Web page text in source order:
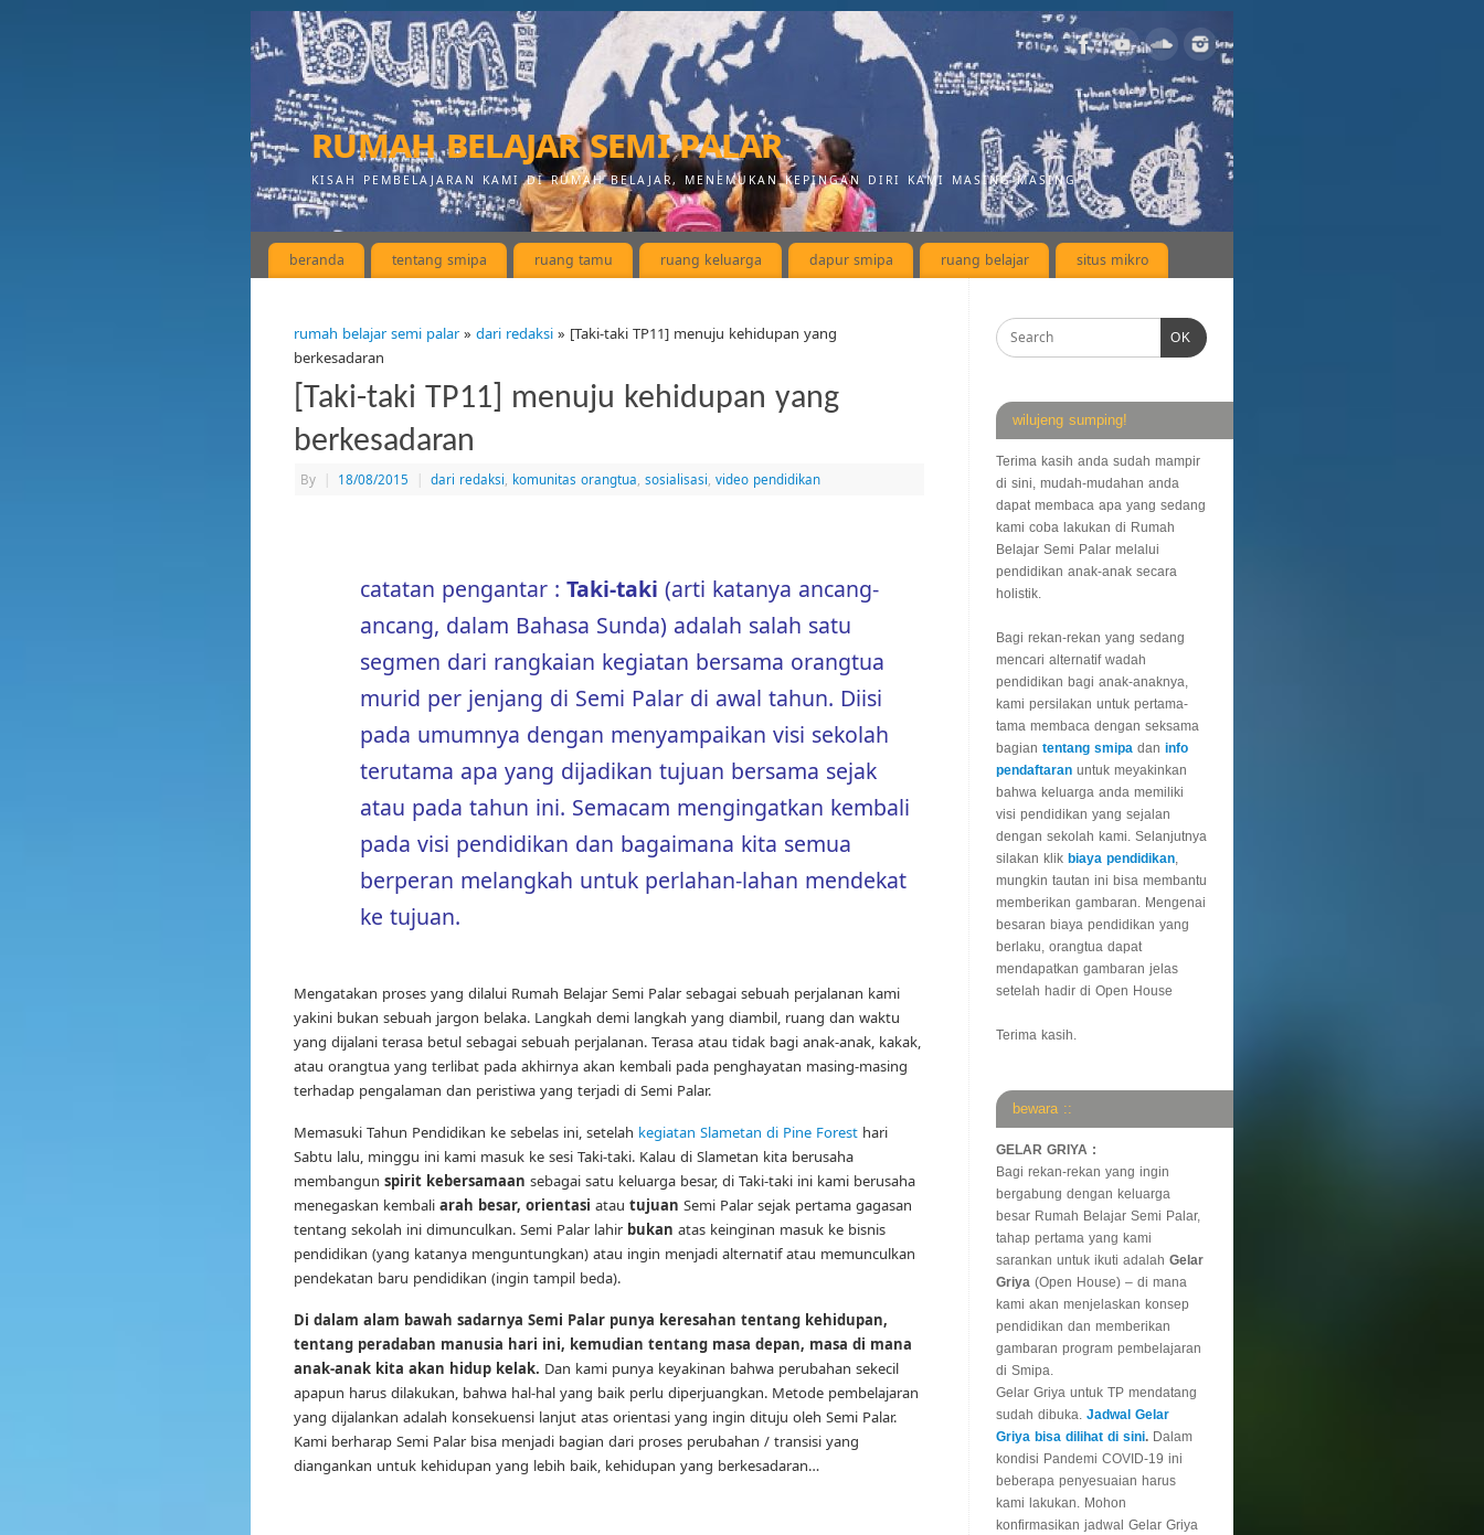
rumah belajar semi palar
KISAH PEMBELAJARAN KAMI DI RUMAH BELAJAR, MENEMUKAN KEPINGAN DIRI KAMI MASING-MASING
beranda tentang smipa ruang tamu ruang keluarga dapur smipa ruang belajar situs mikro
rumah belajar semi palar» dari redaksi » [Taki-taki TP11] menuju kehidupan yang
berkesadaran
[Taki-taki TP11] menuju kehidupan yang
berkesadaran
By | 18/08/2015 | dari redaksi komunitas orangtua sosialisasi video pendidikan
catatan pengantar : Taki-taki (arti katanya ancang-
ancang, dalam Bahasa Sunda) adalah salah satu
segmen dari rangkaian kegiatan bersama orangtua
murid per jenjang di Semi Palar di awal tahun. Diisi
pada umumnya dengan menyampaikan visi sekolah
terutama apa yang dijadikan tujuan bersama sejak
atau pada tahun ini. Semacam mengingatkan kembali
pada visi pendidikan dan bagaimana kita semua
berperan melangkah untuk perlahan-lahan mendekat
ke tujuan.
Mengatakan proses yang dilalui Rumah Belajar Semi Palar sebagai sebuah perjalanan kami
yakini bukan sebuah jargon belaka. Langkah demi langkah yang diambil, ruang dan waktu
yang dijalani terasa betul sebagai sebuah perjalanan. Terasa atau tidak bagi anak-anak, kakak,
atau orangtua yang terlibat pada akhirnya akan kembali pada penghayatan masing-masing
terhadap pengalaman dan peristiwa yang terjadi di Semi Palar.
Memasuki Tahun Pendidikan ke sebelas ini, setelah kegiatan Slametan di Pine Forest hari
Sabtu lalu, minggu ini kami masuk ke sesi Taki-taki. Kalau di Slametan kita berusaha
membangun spirit kebersamaan sebagai satu keluarga besar, di Taki-taki ini kami berusaha
menegaskan kembali arah besar, orientasi atau tujuan Semi Palar sejak pertama gagasan
tentang sekolah ini dimunculkan. Semi Palar lahir bukan atas keinginan masuk ke bisnis
pendidikan (yang katanya menguntungkan) atau ingin menjadi alternatif atau memunculkan
pendekatan baru pendidikan (ingin tampil beda).
Di dalam alam bawah sadarnya Semi Palar punya keresahan tentang kehidupan,
tentang peradaban manusia hari ini, kemudian tentang masa depan, masa di mana
anak-anak kita akan hidup kelak. Dan kami punya keyakinan bahwa perubahan sekecil
apapun harus dilakukan, bahwa hal-hal yang baik perlu diperjuangkan. Metode pembelajaran
yang dijalankan adalah konsekuensi lanjut atas orientasi yang ingin dituju oleh Semi Palar.
Kami berharap Semi Palar bisa menjadi bagian dari proses perubahan / transisi yang
diangankan untuk kehidupan yang lebih baik, kehidupan yang berkesadaran…
OK
wilujeng sumping!
Terima kasih anda sudah mampir
di sini, mudah-mudahan anda
dapat membaca apa yang sedang
kami coba lakukan di Rumah
Belajar Semi Palar melalui
pendidikan anak-anak secara
holistik.
Bagi rekan-rekan yang sedang
mencari alternatif wadah
pendidikan bagi anak-anaknya,
kami persilakan untuk pertama-
tama membaca dengan seksama
bagian tentang smipa dan info
pendaftaran untuk meyakinkan
bahwa keluarga anda memiliki
visi pendidikan yang sejalan
dengan sekolah kami. Selanjutnya
silakan klik biaya pendidikan,
mungkin tautan ini bisa membantu
memberikan gambaran. Mengenai
besaran biaya pendidikan yang
berlaku, orangtua dapat
mendapatkan gambaran jelas
setelah hadir di Open House
Terima kasih.
bewara ::
GELAR GRIYA :
Bagi rekan-rekan yang ingin
bergabung dengan keluarga
besar Rumah Belajar Semi Palar,
tahap pertama yang kami
sarankan untuk ikuti adalah Gelar
Griya (Open House) – di mana
kami akan menjelaskan konsep
pendidikan dan memberikan
gambaran program pembelajaran
di Smipa.
Gelar Griya untuk TP mendatang
sudah dibuka. Jadwal Gelar
Griya bisa dilihat di sini. Dalam
kondisi Pandemi COVID-19 ini
beberapa penyesuaian harus
kami lakukan. Mohon
konfirmasikan jadwal Gelar Griya